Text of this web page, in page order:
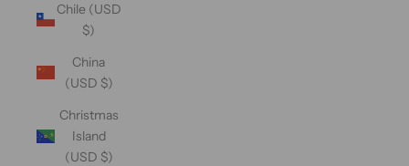
Chile (USD
$)
China
(USD $)
Christmas
Island
(USD $)